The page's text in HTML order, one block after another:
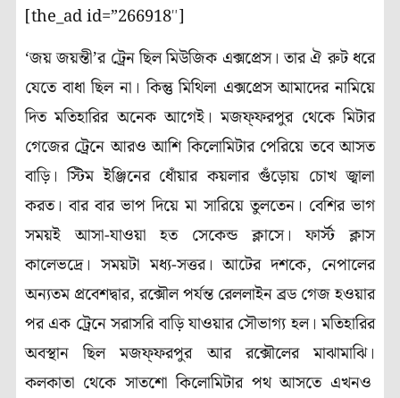
[the_ad id=”266918″]
‘জয় জয়ন্তী’র ট্রেন ছিল মিউজিক এক্সপ্রেস। তার ঐ রুট ধরে
যেতে বাধা ছিল না । কিন্তু মিথিলা এক্সপ্রেস আমাদের নামিয়ে
দিত মতিহারির অনেক আগেই। মজফ্ফরপুর থেকে মিটার
গেজের ট্রেনে আরও আশি কিলোমিটার পেরিয়ে তবে আসত
বাড়ি। স্টিম ইঞ্জিনের ধোঁয়ার কয়লার গুঁড়োয় চোখ জ্বালা
করত। বার বার ভাপ দিয়ে মা সারিয়ে তুলতেন। বেশির ভাগ
সময়ই আসা-যাওয়া হত সেকেন্ড ক্লাসে। ফার্স্ট ক্লাস
কালেভদ্রে। সময়টা মধ্য-সত্তর। আটের দশকে, নেপালের
অন্যতম প্রবেশদ্বার, রক্সৌল পর্যন্ত রেললাইন ব্রড গেজ হওয়ার
পর এক ট্রেনে সরাসরি বাড়ি যাওয়ার সৌভাগ্য হল। মতিহারির
অবস্থান ছিল মজফ্ফরপুর আর রক্সৌলের মাঝামাঝি।
কলকাতা থেকে সাতশো কিলোমিটার পথ আসতে এখনও